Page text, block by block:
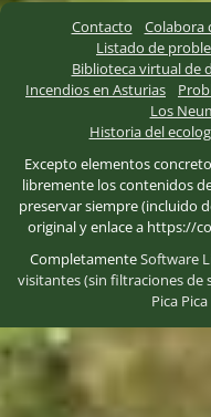
Contacto Colabora
Listado de
Biblioteca virtual de
Incendios en Asturias
Los
Historia del
Excepto elementos
libremente los contenidos
preservar siempre (incluido
original y enlace a https://
CompletamenteSoftware
visitantes (sin filtraciones de
Pica